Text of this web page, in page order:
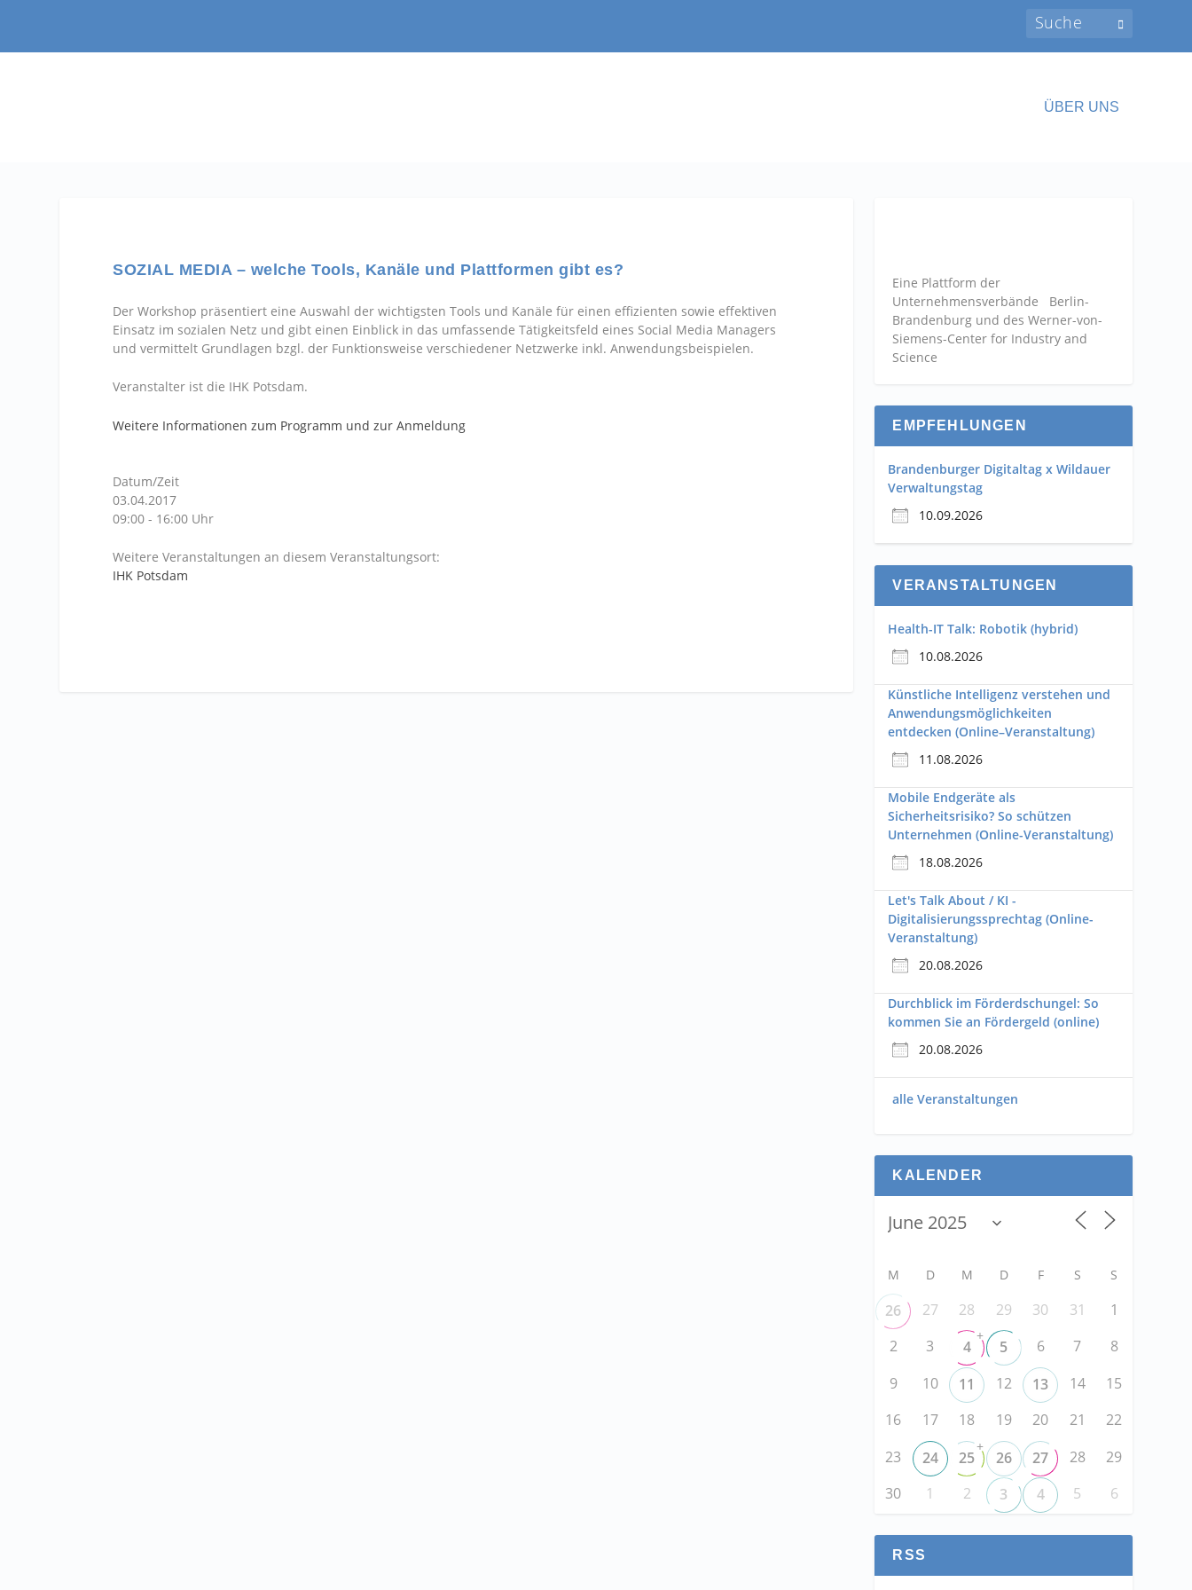
ÜBER UNS
SOZIAL MEDIA – welche Tools, Kanäle und Plattformen gibt es?
Der Workshop präsentiert eine Auswahl der wichtigsten Tools und Kanäle für einen effizienten sowie effektiven
Einsatz im sozialen Netz und gibt einen Einblick in das umfassende Tätigkeitsfeld eines Social Media Managers
und vermittelt Grundlagen bzgl. der Funktionsweise verschiedener Netzwerke inkl. Anwendungsbeispielen.
Veranstalter ist die IHK Potsdam.
Weitere Informationen zum Programm und zur Anmeldung
Datum/Zeit
03.04.2017
09:00 - 16:00 Uhr
Weitere Veranstaltungen an diesem Veranstaltungsort:
IHK Potsdam
Eine Plattform der
Unternehmensverbände Berlin-
Brandenburg und des Werner-von-
Siemens-Center for Industry and
Science
EMPFEHLUNGEN
Brandenburger Digitaltag x Wildauer
Verwaltungstag
10.09.2026
VERANSTALTUNGEN
Health-IT Talk: Robotik (hybrid)
10.08.2026
Künstliche Intelligenz verstehen und
Anwendungsmöglichkeiten
entdecken (Online–Veranstaltung)
11.08.2026
Mobile Endgeräte als
Sicherheitsrisiko? So schützen
Unternehmen (Online-Veranstaltung)
18.08.2026
Let's Talk About / KI -
Digitalisierungssprechtag (Online-
Veranstaltung)
20.08.2026
Durchblick im Förderdschungel: So
kommen Sie an Fördergeld (online)
20.08.2026
alle Veranstaltungen
KALENDER
M D M D F S S
26 27 28 29 30 31
1
2
3 4
+
5 6 7
8
9
10 11 12 13 14
15
16
17 18 19 20 21
22
23
24 25
+
26 27 28
29
30
1 2 3 4 5 6
RSS